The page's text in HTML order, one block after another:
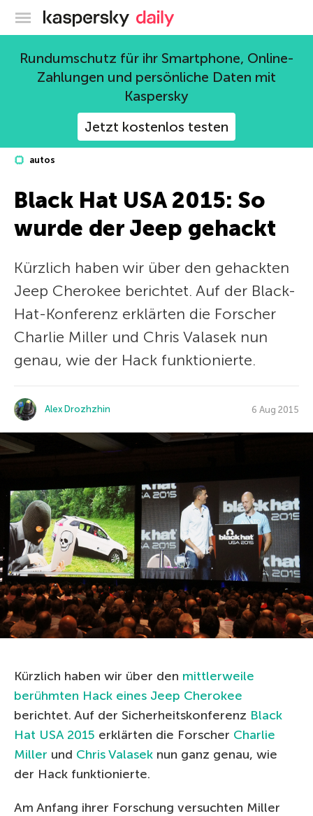
Offizieller Blog von Kaspersky
Rundumschutz für ihr Smartphone, Online-
Zahlungen und persönliche Daten mit
Kaspersky
Jetzt kostenlos testen
autos
Black Hat USA 2015: So
wurde der Jeep gehackt
Kürzlich haben wir über den gehackten
Jeep Cherokee berichtet. Auf der Black-
Hat-Konferenz erklärten die Forscher
Charlie Miller und Chris Valasek nun
genau, wie der Hack funktionierte.
Alex Drozhzhin 6 Aug 2015
Kürzlich haben wir über den mittlerweile
berühmten Hack eines Jeep Cherokee
berichtet. Auf der Sicherheitskonferenz Black
Hat USA 2015 erklärten die Forscher Charlie
Miller und Chris Valasek nun ganz genau, wie
der Hack funktionierte.
Am Anfang ihrer Forschung versuchten Miller